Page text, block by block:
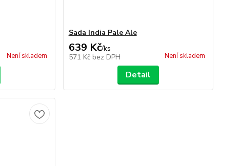
Není skladem
Sada India Pale Ale
639 Kč/ks
571 Kč bez DPH Není skladem
Detail